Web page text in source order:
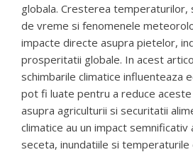
globala. Cresterea temperaturilor,
de vreme si fenomenele
impacte directe asupra pietelor,
prosperitatii globale. In acest
schimbarile climatice influenteaza
pot fi luate pentru a reduce
asupra agriculturii si securitatii
climatice au un impact semnificativ
seceta, inundatiile si